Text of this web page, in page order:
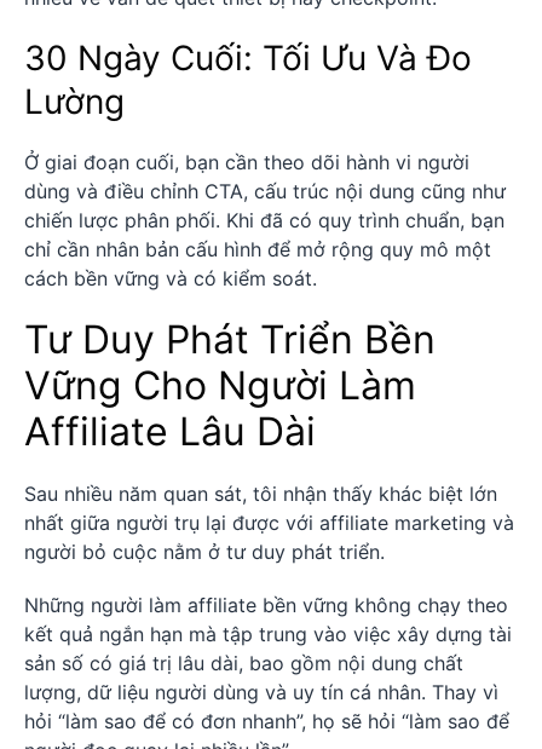
30 Ngày Cuối: Tối Ưu Và Đo
Lường
Ở giai đoạn cuối, bạn cần theo dõi hành vi người
dùng và điều chỉnh CTA, cấu trúc nội dung cũng như
chiến lược phân phối. Khi đã có quy trình chuẩn, bạn
chỉ cần nhân bản cấu hình để mở rộng quy mô một
cách bền vững và có kiểm soát.
Tư Duy Phát Triển Bền
Vững Cho Người Làm
Affiliate Lâu Dài
Sau nhiều năm quan sát, tôi nhận thấy khác biệt lớn
nhất giữa người trụ lại được với affiliate marketing và
người bỏ cuộc nằm ở tư duy phát triển.
Những người làm affiliate bền vững không chạy theo
kết quả ngắn hạn mà tập trung vào việc xây dựng tài
sản số có giá trị lâu dài, bao gồm nội dung chất
lượng, dữ liệu người dùng và uy tín cá nhân. Thay vì
hỏi “làm sao để có đơn nhanh”, họ sẽ hỏi “làm sao để